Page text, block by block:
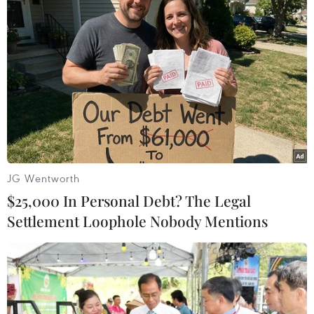
logistics. Cần Thơ hiện đã có cảng biển, sân bay.
Nhà nước cũng đang đầu tư xây dựng đường
cao tốc. Khu vực đồng bằng sông Cửu Long là
vùng sản xuất nông nghiệp, lúa gạo, cây trái,
thủy sản xuất khẩu lớn nhất của Việt Nam.
JG Wentworth
$25,000 In Personal Debt? The Legal
Settlement Loophole Nobody Mentions